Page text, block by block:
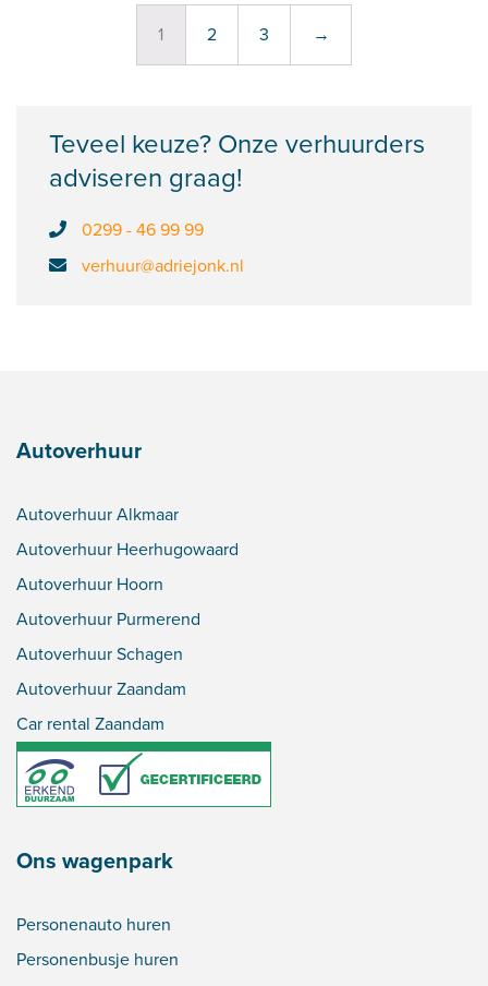
1 2 3 →
Teveel keuze? Onze verhuurders
adviseren graag!
0299 - 46 99 99
verhuur@adriejonk.nl
Autoverhuur
Autoverhuur Alkmaar
Autoverhuur Heerhugowaard
Autoverhuur Hoorn
Autoverhuur Purmerend
Autoverhuur Schagen
Autoverhuur Zaandam
Car rental Zaandam
Ons wagenpark
Personenauto huren
Personenbusje huren